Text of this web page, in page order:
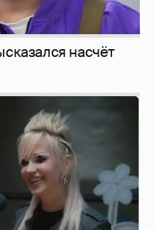
о съёмках для
3